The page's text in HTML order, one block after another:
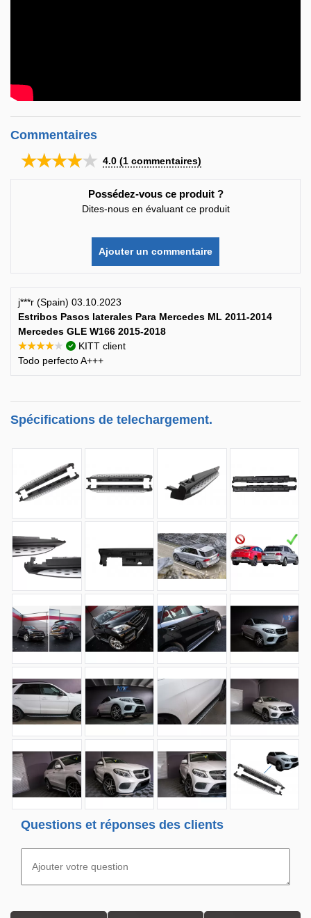
Commentaires
★★★★★ 4.0 (1 commentaires)
Possédez-vous ce produit ?
Dites-nous en évaluant ce produit
Ajouter un commentaire
j***r (Spain) 03.10.2023
Estribos Pasos laterales Para Mercedes ML 2011-2014
Mercedes GLE W166 2015-2018
★★★★★
KITT client
Todo perfecto A+++
Spécifications de telechargement.
Questions et réponses des clients